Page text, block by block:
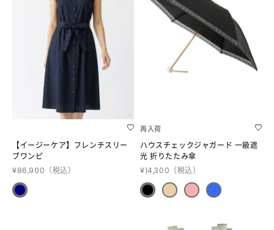
【イージーケア】フレンチスリー
ブワンピ
¥86,900 （税込）
再入荷
ハウスチェックジャガード 一級遮
光 折りたたみ傘
¥14,300 （税込）